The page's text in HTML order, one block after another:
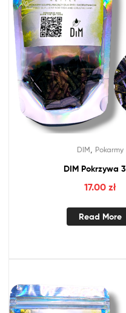
DIM Pokarmy
DIM Pokrzywa
17.00 zł
Read More